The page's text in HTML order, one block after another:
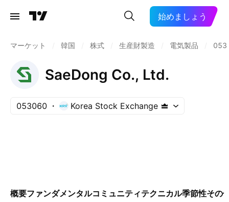
始めましょう
マーケット 韓国 株式 生産財製造 電気製品
SaeDong Co., Ltd.
053060 Korea Stock Exchange
概要ファンダメンタルコミュニティテクニカル季節性その